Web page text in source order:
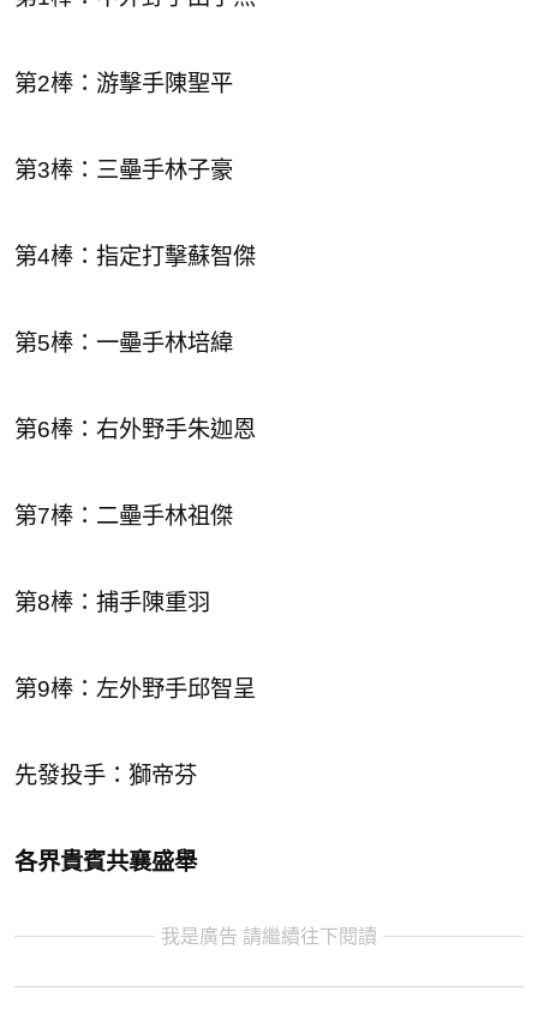
第2棒：游擊手陳聖平
第3棒：三壘手林子豪
第4棒：指定打擊蘇智傑
第5棒：一壘手林培緯
第6棒：右外野手朱迦恩
第7棒：二壘手林祖傑
第8棒：捕手陳重羽
第9棒：左外野手邱智呈
先發投手：獅帝芬
各界貴賓共襄盛舉
我是廣告 請繼續往下閱讀